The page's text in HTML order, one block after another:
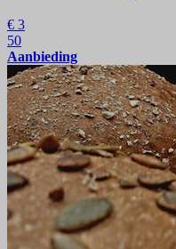
€ 3
50
Aanbieding